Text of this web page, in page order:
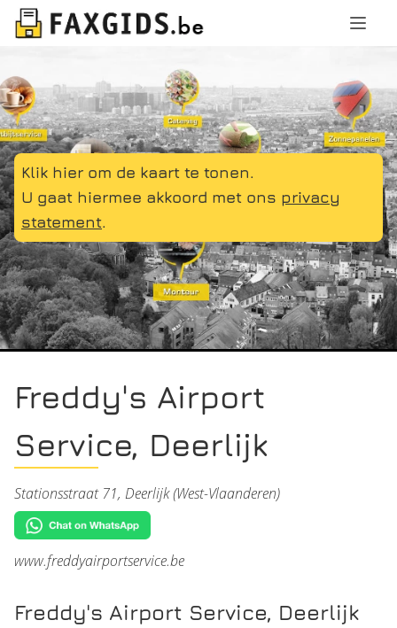
Klik hier om de kaart te tonen.
U gaat hiermee akkoord met ons privacy
statement.
Freddy's Airport
Service, Deerlijk
Stationsstraat 71, Deerlijk (West-Vlaanderen)
www.freddyairportservice.be
Freddy's Airport Service, Deerlijk